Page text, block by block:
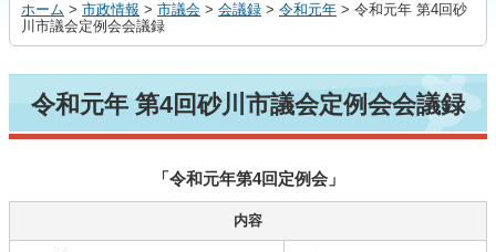
ホーム > 市政情報 > 市議会 > 会議録 > 令和元年 > 令和元年 第4回砂
川市議会定例会会議録
令和元年 第4回砂川市議会定例会会議録
「令和元年第4回定例会」
内容